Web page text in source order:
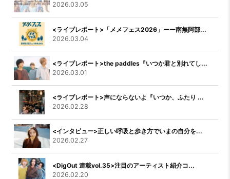
2026.03.05
<ライブレポート>「メメフェス2026」ーー南無阿部...
2026.03.04
<ライブレポート>the paddles『いつか君と別れてし...
2026.03.01
<ライブレポート>声にならないよ『いつか、ふたり ...
2026.02.28
<インタビュー>正しい呼吸と歩き方でいまの自分を...
2026.02.27
<DigOut 連載vol.35>注目のアーティスト紹介コ...
2026.02.20